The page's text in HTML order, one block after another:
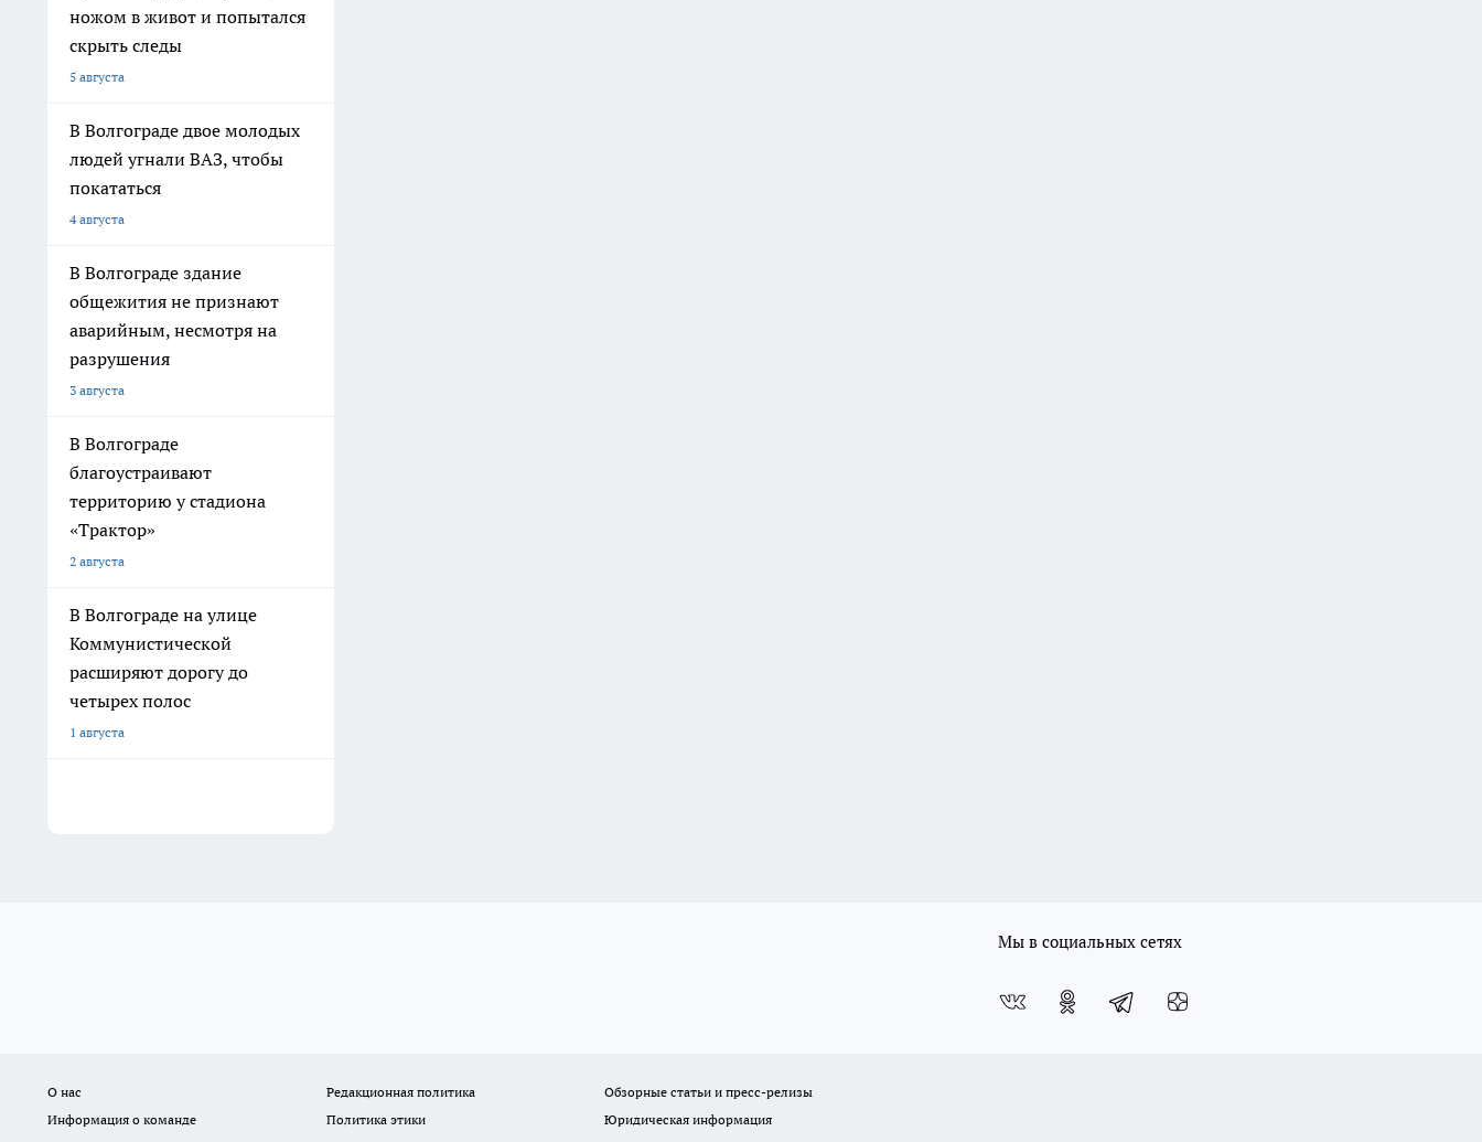
ножом в живот и попытался
скрыть следы
5 августа
В Волгограде двое молодых
людей угнали ВАЗ, чтобы
покататься
4 августа
В Волгограде здание
общежития не признают
аварийным, несмотря на
разрушения
3 августа
В Волгограде
благоустраивают
территорию у стадиона
«Трактор»
2 августа
В Волгограде на улице
Коммунистической
расширяют дорогу до
четырех полос
1 августа
Мы в социальных сетях
О нас Редакционная политика
Обзорные статьи и пресс-релизы
Информация о команде
Политика этики
Юридическая информация